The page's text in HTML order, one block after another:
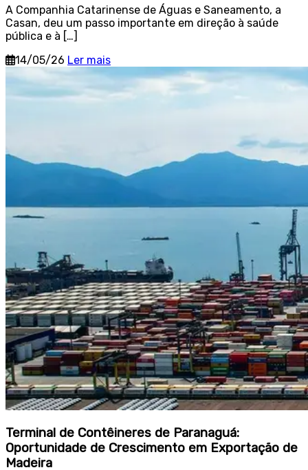
A Companhia Catarinense de Águas e Saneamento, a
Casan, deu um passo importante em direção à saúde
pública e à […]
14/05/26 Ler mais
Terminal de Contêineres de Paranaguá:
Oportunidade de Crescimento em Exportação de
Madeira